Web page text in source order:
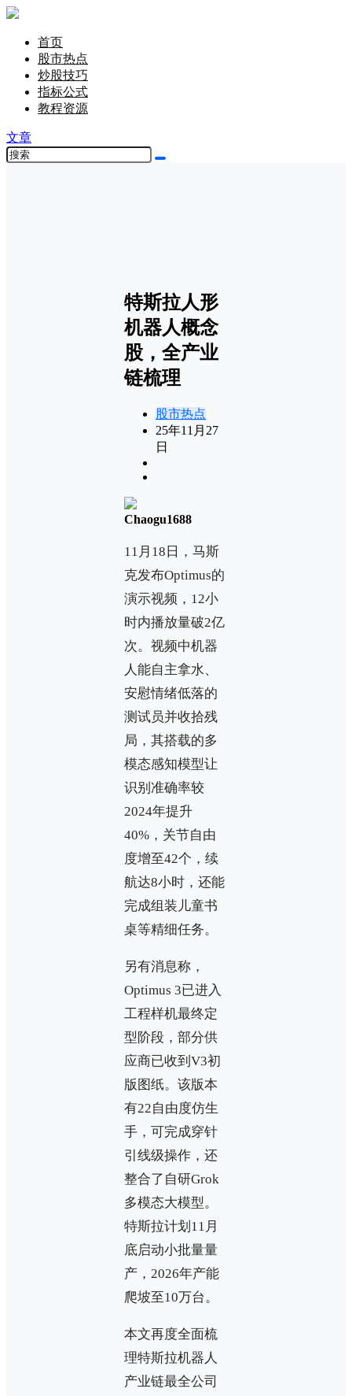
首页
股市热点
炒股技巧
指标公式
教程资源
文章
特斯拉人形
机器人概念
股，全产业
链梳理
股市热点
25年11月27
日
Chaogu1688
11月18日，马斯
克发布Optimus的
演示视频，12小
时内播放量破2亿
次。视频中机器
人能自主拿水、
安慰情绪低落的
测试员并收拾残
局，其搭载的多
模态感知模型让
识别准确率较
2024年提升
40%，关节自由
度增至42个，续
航达8小时，还能
完成组装儿童书
桌等精细任务。
另有消息称，
Optimus 3已进入
工程样机最终定
型阶段，部分供
应商已收到V3初
版图纸。该版本
有22自由度仿生
手，可完成穿针
引线级操作，还
整合了自研Grok
多模态大模型。
特斯拉计划11月
底启动小批量量
产，2026年产能
爬坡至10万台。
本文再度全面梳
理特斯拉机器人
产业链最全公司